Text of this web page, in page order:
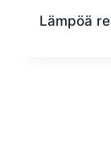
Lämpöä